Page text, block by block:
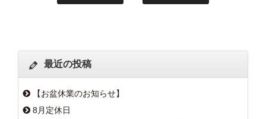
最近の投稿
【お盆休業のお知らせ】
8月定休日